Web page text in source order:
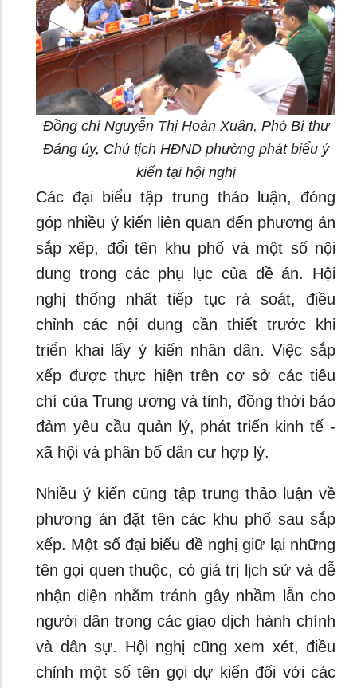
Đồng chí Nguyễn Thị Hoàn Xuân, Phó Bí thư
Đảng ủy, Chủ tịch HĐND phường phát biểu ý
kiến tại hội nghị
Các đại biểu tập trung thảo luận, đóng
góp nhiều ý kiến liên quan đến phương án
sắp xếp, đổi tên khu phố và một số nội
dung trong các phụ lục của đề án. Hội
nghị thống nhất tiếp tục rà soát, điều
chỉnh các nội dung cần thiết trước khi
triển khai lấy ý kiến nhân dân. Việc sắp
xếp được thực hiện trên cơ sở các tiêu
chí của Trung ương và tỉnh, đồng thời bảo
đảm yêu cầu quản lý, phát triển kinh tế -
xã hội và phân bố dân cư hợp lý.
Nhiều ý kiến cũng tập trung thảo luận về
phương án đặt tên các khu phố sau sắp
xếp. Một số đại biểu đề nghị giữ lại những
tên gọi quen thuộc, có giá trị lịch sử và dễ
nhận diện nhằm tránh gây nhầm lẫn cho
người dân trong các giao dịch hành chính
và dân sự. Hội nghị cũng xem xét, điều
chỉnh một số tên gọi dự kiến đối với các